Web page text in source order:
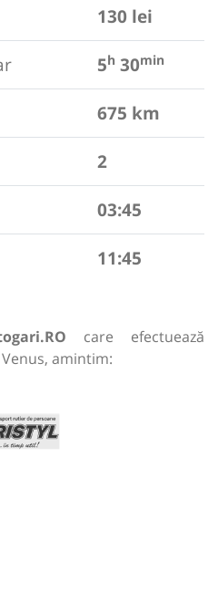
130 lei
5h 30min
675 km
2
03:45
11:45
care efectuează
amintim: